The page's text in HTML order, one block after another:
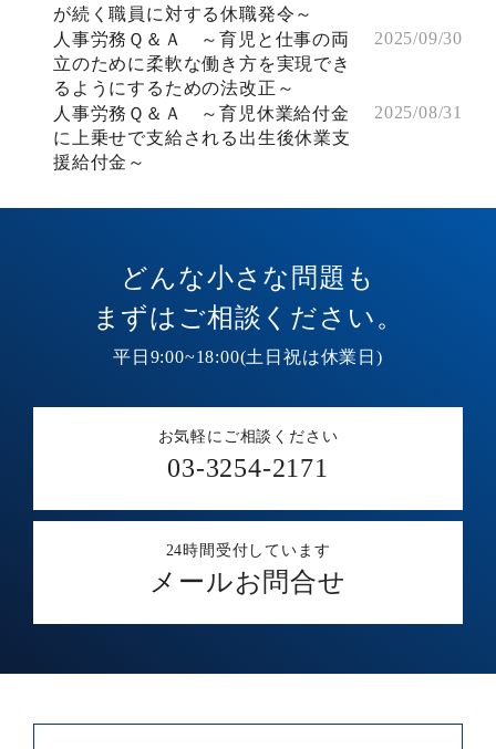
が続く職員に対する休職発令～
人事労務Ｑ＆Ａ ～育児と仕事の両
立のために柔軟な働き方を実現でき
るようにするための法改正～
2025/09/30
人事労務Ｑ＆Ａ ～育児休業給付金
に上乗せで支給される出生後休業支
援給付金～
2025/08/31
どんな小さな問題も
まずはご相談ください。
平日9:00~18:00(土日祝は休業日)
お気軽にご相談ください
03-3254-2171
24時間受付しています
メールお問合せ